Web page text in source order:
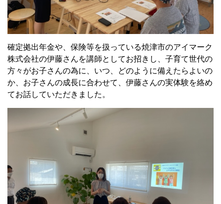
確定拠出年金や、保険等を扱っている焼津市のアイマーク
株式会社の伊藤さんを講師としてお招きし、子育て世代の
方々がお子さんの為に、いつ、どのように備えたらよいの
か、お子さんの成長に合わせて、伊藤さんの実体験を絡め
てお話していただきました。